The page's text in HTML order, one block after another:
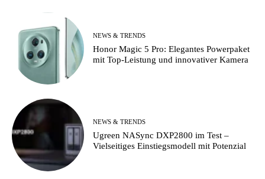
NEWS & TRENDS
Honor Magic 5 Pro: Elegantes Powerpaket
mit Top-Leistung und innovativer Kamera
NEWS & TRENDS
Ugreen NASync DXP2800 im Test –
Vielseitiges Einstiegsmodell mit Potenzial